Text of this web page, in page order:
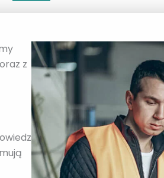
oraz z